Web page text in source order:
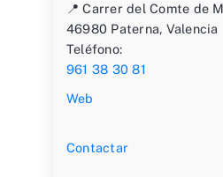
📍 Carrer del Comte de
46980 Paterna, Valencia
Teléfono:
961 38 30 81
Web
Contactar